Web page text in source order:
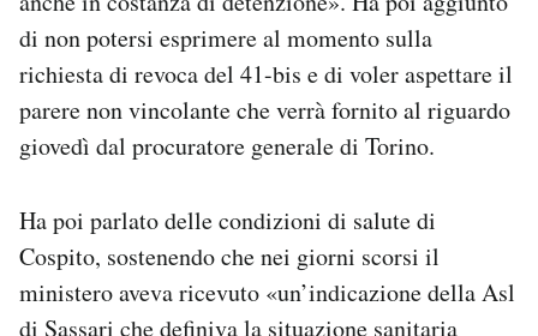
di non potersi esprimere al momento sulla
richiesta di revoca del 41-bis e di voler aspettare il
parere non vincolante che verrà fornito al riguardo
giovedì dal procuratore generale di Torino.
Ha poi parlato delle condizioni di salute di
Cospito, sostenendo che nei giorni scorsi il
ministero aveva ricevuto «un’indicazione della Asl
di Sassari che definiva la situazione sanitaria